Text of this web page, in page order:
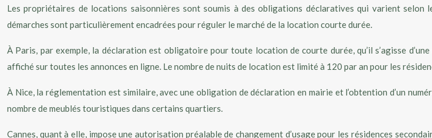
Les propriétaires de locations saisonnières sont soumis à des obligations déclaratives qui varient selon
démarches sont particulièrement encadrées pour réguler le marché de la location courte durée.
À Paris, par exemple, la déclaration est obligatoire pour toute location de courte durée, qu’il s’agisse
affiché sur toutes les annonces en ligne. Le nombre de nuits de location est limité à 120 par an pour les
À Nice, la réglementation est similaire, avec une obligation de déclaration en mairie et l’obtention d’un
nombre de meublés touristiques dans certains quartiers.
Cannes, quant à elle, impose une autorisation préalable de changement d’usage pour les résidences